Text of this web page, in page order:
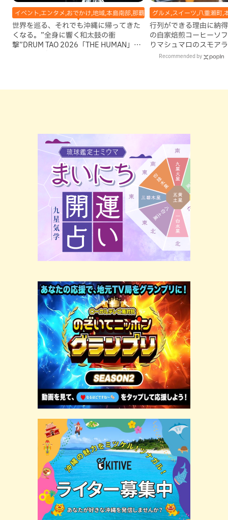
イベント,エンタメ,おでかけ,地域,本島南部,那覇市
世界を巡る、それでも沖縄に帰ってきた
くなる。”全身に響く和太鼓の衝
撃”DRUM TAO 2026「THE HUMAN」沖
グルメ,スイーツ,八重瀬町,
行列ができる理由に納
の自家焙煎コーヒーソ
りマシュマロのスモア
瀬町）
Recommended by